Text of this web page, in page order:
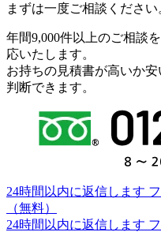
まずは一度ご相談ください
年間9,000件以上のご相談
応いたします。
お持ちの見積書が高いか
判断できます。
24時間以内に返信します
（無料）
24時間以内に返信します